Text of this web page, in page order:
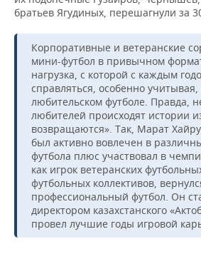
братьев Ягудиных, перешагнули за
Корпоративные и ветеранские
мини-футбол в привычном
нагрузка, с которой с каждым
справляться, особенно
любительском футболе. Правда,
любителей происходят истории
возвращаются». Так, Марат
был активно вовлечен в
футбола плюс участвовал в
как игрок ветеранских
футбольных коллективов,
профессиональный футбол. Он
директором казахстанского
провел лучшие годы игровой